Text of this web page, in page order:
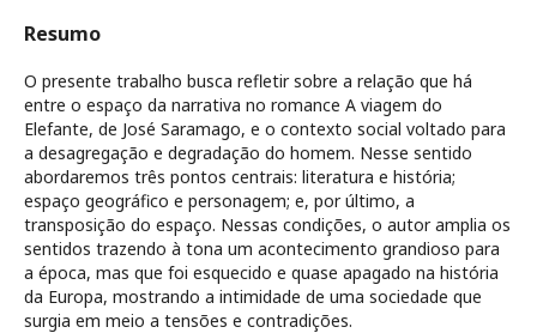
Resumo
O presente trabalho busca refletir sobre a relação que há
entre o espaço da narrativa no romance A viagem do
Elefante, de José Saramago, e o contexto social voltado para
a desagregação e degradação do homem. Nesse sentido
abordaremos três pontos centrais: literatura e história;
espaço geográfico e personagem; e, por último, a
transposição do espaço. Nessas condições, o autor amplia os
sentidos trazendo à tona um acontecimento grandioso para
a época, mas que foi esquecido e quase apagado na história
da Europa, mostrando a intimidade de uma sociedade que
surgia em meio a tensões e contradições.